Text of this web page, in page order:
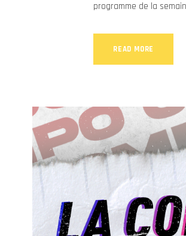
programme de la
READ MORE